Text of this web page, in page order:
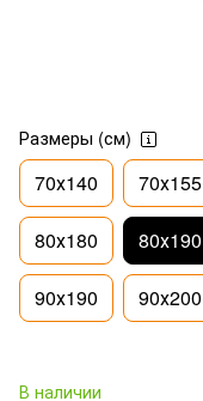
Размеры (см)
70х140 70х155
80х180 80х190
90х190 90х200
В наличии